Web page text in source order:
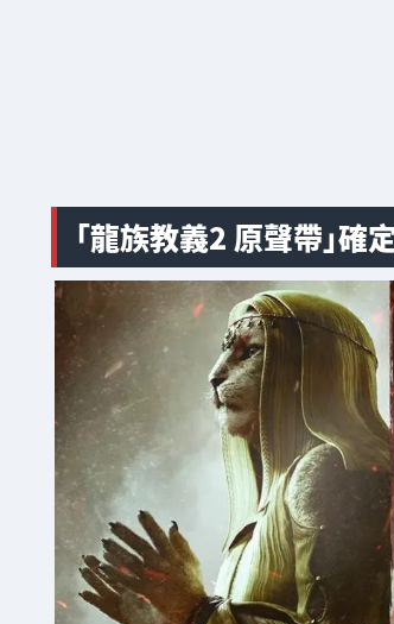
「龍族教義2 原聲帶」確